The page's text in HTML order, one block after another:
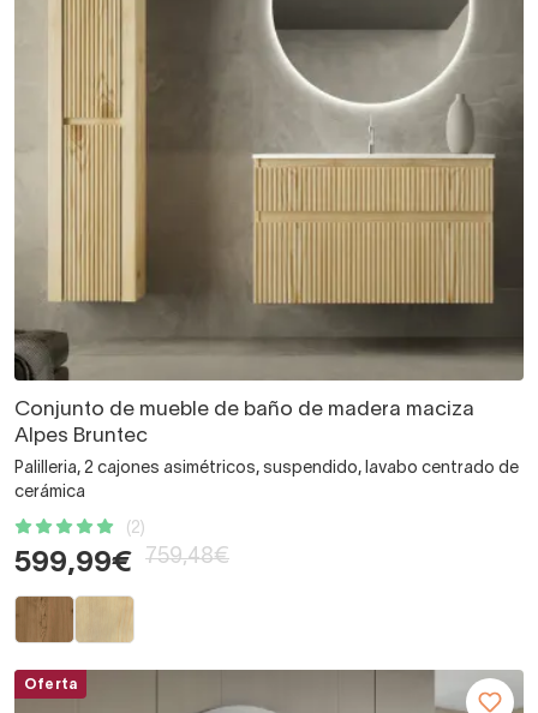
Conjunto de mueble de baño de madera maciza
Alpes Bruntec
Palilleria, 2 cajones asimétricos, suspendido, lavabo centrado de
cerámica
(2)
599,99€ 759,48€
Oferta